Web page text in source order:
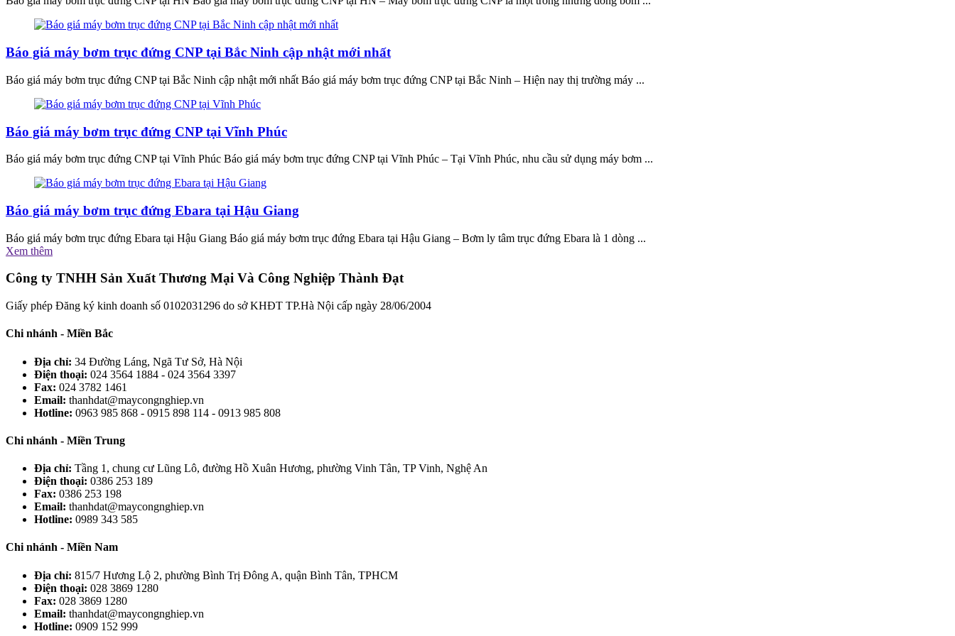
Báo giá máy bơm trục đứng CNP tại Bắc Ninh cập nhật mới nhất
Báo giá máy bơm trục đứng CNP tại Bắc Ninh cập nhật mới nhất Báo giá máy bơm trục đứng CNP tại Bắc Ninh – Hiện nay thị trường máy ...
Báo giá máy bơm trục đứng CNP tại Vĩnh Phúc
Báo giá máy bơm trục đứng CNP tại Vĩnh Phúc Báo giá máy bơm trục đứng CNP tại Vĩnh Phúc – Tại Vĩnh Phúc, nhu cầu sử dụng máy bơm ...
Báo giá máy bơm trục đứng Ebara tại Hậu Giang
Báo giá máy bơm trục đứng Ebara tại Hậu Giang Báo giá máy bơm trục đứng Ebara tại Hậu Giang – Bơm ly tâm trục đứng Ebara là 1 dòng ...
Xem thêm
Công ty TNHH Sản Xuất Thương Mại Và Công Nghiệp Thành Đạt
Giấy phép Đăng ký kinh doanh số 0102031296 do sở KHĐT TP.Hà Nội cấp ngày 28/06/2004
Chi nhánh - Miền Bắc
Địa chỉ: 34 Đường Láng, Ngã Tư Sở, Hà Nội
Điện thoại: 024 3564 1884 - 024 3564 3397
Fax: 024 3782 1461
Email: thanhdat@maycongnghiep.vn
Hotline: 0963 985 868 - 0915 898 114 - 0913 985 808
Chi nhánh - Miền Trung
Địa chỉ: Tầng 1, chung cư Lũng Lô, đường Hồ Xuân Hương, phường Vinh Tân, TP Vinh, Nghệ An
Điện thoại: 0386 253 189
Fax: 0386 253 198
Email: thanhdat@maycongnghiep.vn
Hotline: 0989 343 585
Chi nhánh - Miền Nam
Địa chỉ: 815/7 Hương Lộ 2, phường Bình Trị Đông A, quận Bình Tân, TPHCM
Điện thoại: 028 3869 1280
Fax: 028 3869 1280
Email: thanhdat@maycongnghiep.vn
Hotline: 0909 152 999